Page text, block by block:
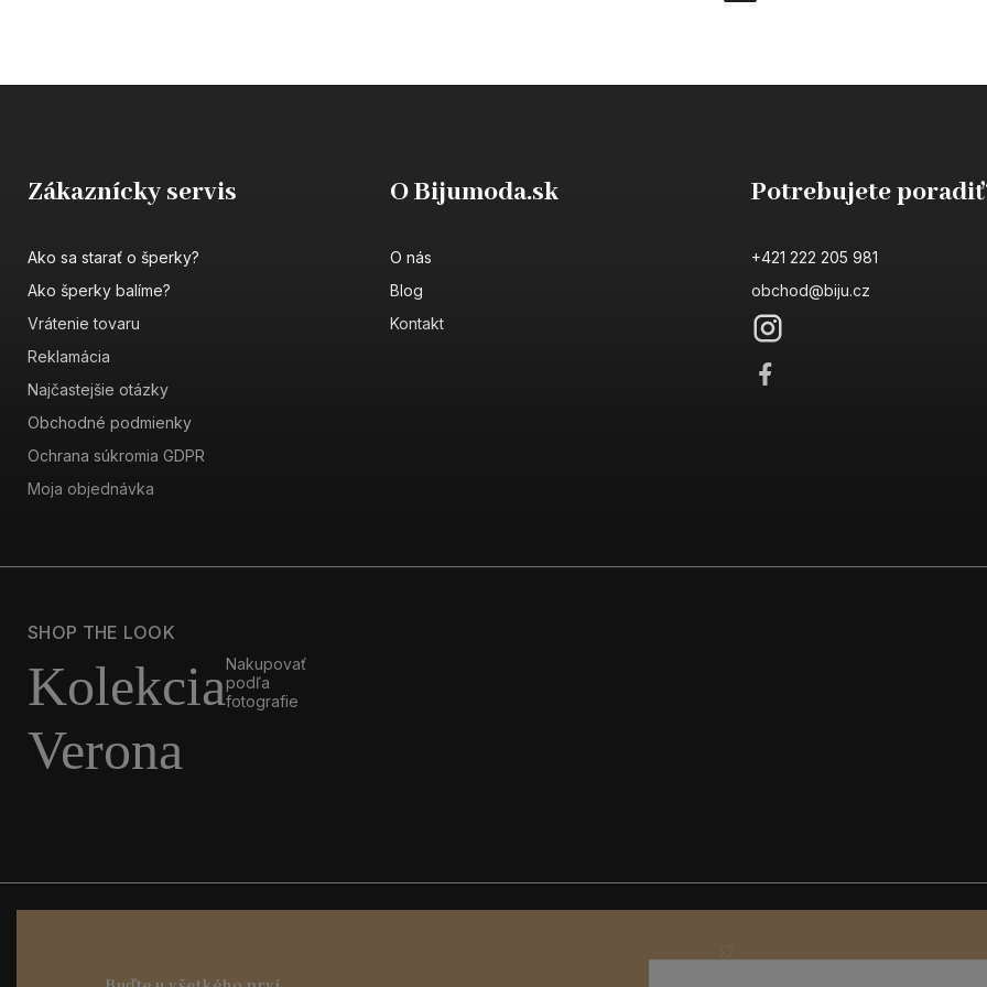
Zákaznícky servis
Ako sa starať o šperky?
Ako šperky balíme?
Vrátenie tovaru
Reklamácia
Najčastejšie otázky
Obchodné podmienky
Ochrana súkromia GDPR
Moja objednávka
O Bijumoda.sk
O nás
Blog
Kontakt
Potrebujete
+421 222 205 981
obchod@biju.cz
SHOP THE LOOK
Kolekcia
Verona
Nakupovať
podľa
fotografie